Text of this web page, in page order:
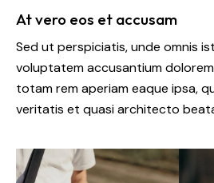
At vero eos et accusam
Sed ut perspiciatis, unde omnis
voluptatem accusantium
totam rem aperiam eaque ipsa,
veritatis et quasi architecto